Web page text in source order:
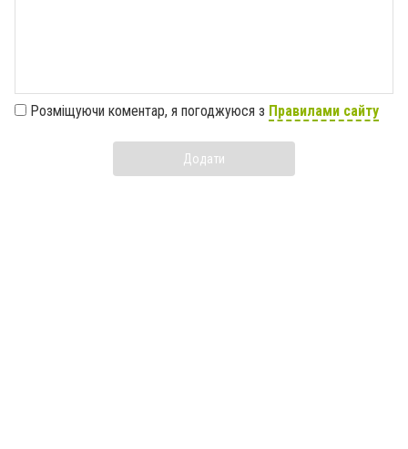
Розміщуючи коментар, я погоджуюся з Правилами сайту
Додати